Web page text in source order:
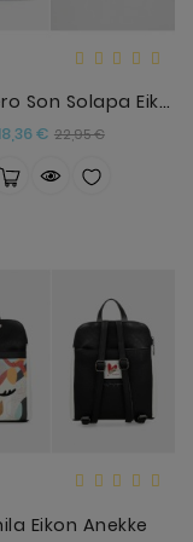
Monedero Son Solapa Eikon Anekke
€ Precio
22,95 €Precio
Eikon Anekke